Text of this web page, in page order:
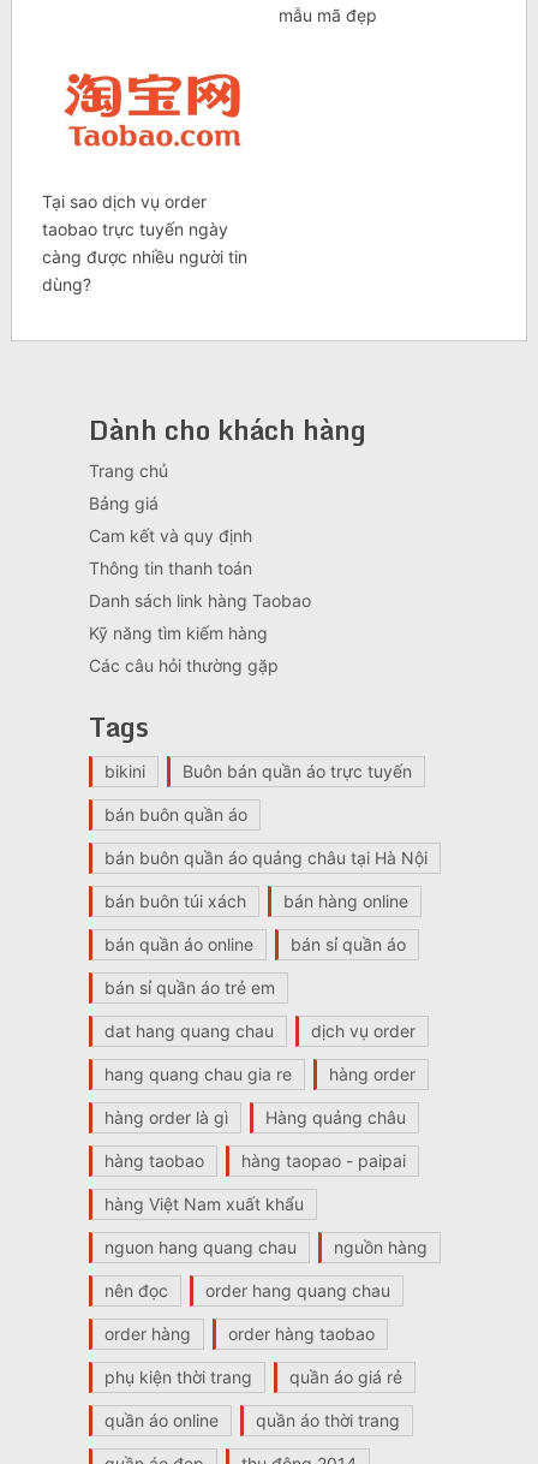
mẫu mã đẹp
Tại sao dịch vụ order
taobao trực tuyến ngày
càng được nhiều người tin
dùng?
Dành cho khách hàng
Trang chủ
Bảng giá
Cam kết và quy định
Thông tin thanh toán
Danh sách link hàng Taobao
Kỹ năng tìm kiếm hàng
Các câu hỏi thường gặp
Tags
bikini Buôn bán quần áo trực tuyến
bán buôn quần áo
bán buôn quần áo quảng châu tại Hà Nội
bán buôn túi xách bán hàng online
bán quần áo online bán sỉ quần áo
bán sỉ quần áo trẻ em
dat hang quang chau dịch vụ order
hang quang chau gia re hàng order
hàng order là gì Hàng quảng châu
hàng taobao hàng taopao - paipai
hàng Việt Nam xuất khẩu
nguon hang quang chau nguồn hàng
nên đọc order hang quang chau
order hàng order hàng taobao
phụ kiện thời trang quần áo giá rẻ
quần áo online quần áo thời trang